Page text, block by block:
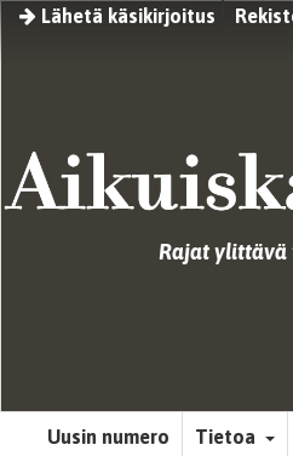
Lähetä käsikirjoitus
Rajat
Uusin numero Tietoa